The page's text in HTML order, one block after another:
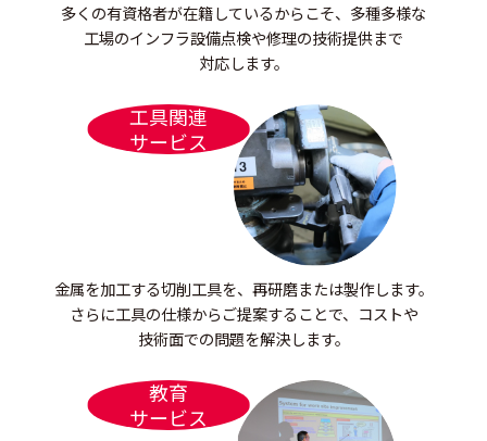
多くの有資格者が在籍しているからこそ、 多種多様な
工場のインフラ設備点検や修理の技術提供まで
対応します。
工具関連
サービス
金属を加工する切削工具を、再研磨または製作します。
さらに工具の仕様からご提案することで、 コストや
技術面での問題を解決します。
教育
サービス